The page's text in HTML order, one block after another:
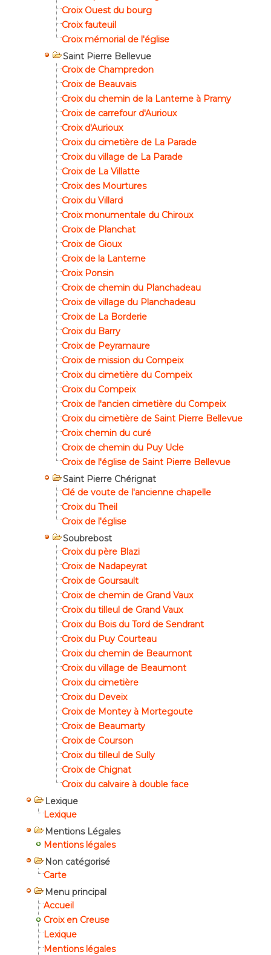
Croix Ouest du bourg
Croix fauteuil
Croix mémorial de l'église
Saint Pierre Bellevue
Croix de Champredon
Croix de Beauvais
Croix du chemin de la Lanterne à Pramy
Croix de carrefour d'Aurioux
Croix d'Aurioux
Croix du cimetière de La Parade
Croix du village de La Parade
Croix de La Villatte
Croix des Mourtures
Croix du Villard
Croix monumentale du Chiroux
Croix de Planchat
Croix de Gioux
Croix de la Lanterne
Croix Ponsin
Croix de chemin du Planchadeau
Croix de village du Planchadeau
Croix de La Borderie
Croix du Barry
Croix de Peyramaure
Croix de mission du Compeix
Croix du cimetière du Compeix
Croix du Compeix
Croix de l'ancien cimetière du Compeix
Croix du cimetière de Saint Pierre Bellevue
Croix chemin du curé
Croix de chemin du Puy Ucle
Croix de l'église de Saint Pierre Bellevue
Saint Pierre Chérignat
Clé de voute de l'ancienne chapelle
Croix du Theil
Croix de l'église
Soubrebost
Croix du père Blazi
Croix de Nadapeyrat
Croix de Goursault
Croix de chemin de Grand Vaux
Croix du tilleul de Grand Vaux
Croix du Bois du Tord de Sendrant
Croix du Puy Courteau
Croix du chemin de Beaumont
Croix du village de Beaumont
Croix du cimetière
Croix du Deveix
Croix de Montey à Mortegoute
Croix de Beaumarty
Croix de Courson
Croix du tilleul de Sully
Croix de Chignat
Croix du calvaire à double face
Lexique
Lexique
Mentions Légales
Mentions légales
Non catégorisé
Carte
Menu principal
Accueil
Croix en Creuse
Lexique
Mentions légales